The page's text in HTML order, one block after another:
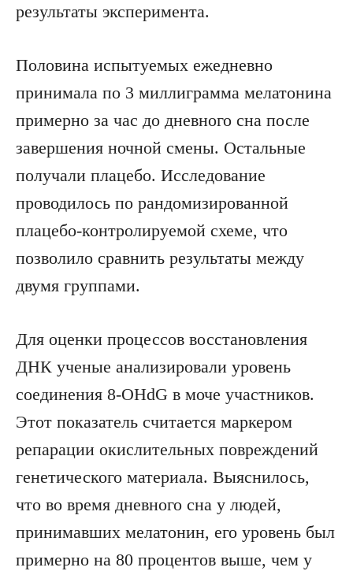
результаты эксперимента.
Половина испытуемых ежедневно
принимала по 3 миллиграмма мелатонина
примерно за час до дневного сна после
завершения ночной смены. Остальные
получали плацебо. Исследование
проводилось по рандомизированной
плацебо-контролируемой схеме, что
позволило сравнить результаты между
двумя группами.
Для оценки процессов восстановления
ДНК ученые анализировали уровень
соединения 8-OHdG в моче участников.
Этот показатель считается маркером
репарации окислительных повреждений
генетического материала. Выяснилось,
что во время дневного сна у людей,
принимавших мелатонин, его уровень был
примерно на 80 процентов выше, чем у